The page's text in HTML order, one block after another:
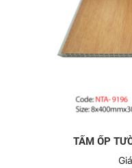
TẤM ỐP